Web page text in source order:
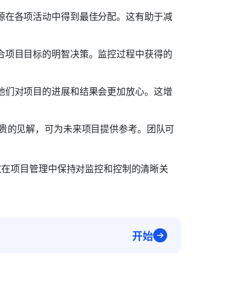
在各项活动中得到最佳分配。这有助于减
目目标的明智决策。监控过程中获得的
对项目的进展和结果会更加放心。这增
的见解，可为未来项目提供参考。团队可
项目管理中保持对监控和控制的清晰关
开始